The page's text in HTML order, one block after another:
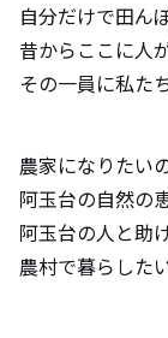
自分だけで田ん
昔からここに人
その一員に私た
農家になりたい
阿玉台の自然の
阿玉台の人と助
農村で暮らした